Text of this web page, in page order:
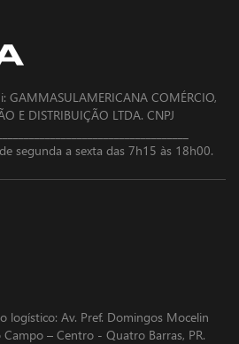
GAMMASULAMERICANA COMÉRCIO,
E DISTRIBUIÇÃO LTDA. CNPJ
segunda a sexta das 7h15 às 18h00.
logístico: Av. Pref. Domingos Mocelin
– Centro - Quatro Barras, PR.